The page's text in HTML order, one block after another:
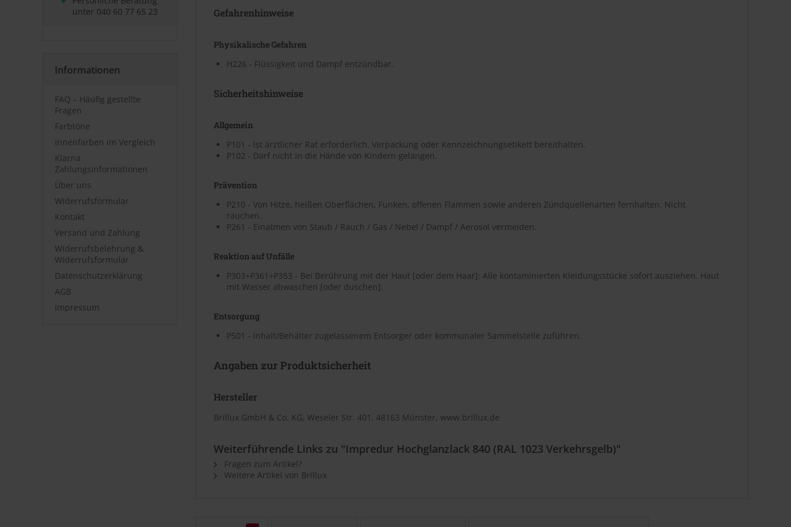
unter 040 60 77 65 23
Informationen
FAQ – Häufig gestellte
Fragen
Farbtöne
Innenfarben im Vergleich
Klarna
Zahlungsinformationen
Über uns
Widerrufsformular
Kontakt
Versand und Zahlung
Widerrufsbelehrung &
Widerrufsformular
Datenschutzerklärung
AGB
Impressum
Gefahrenhinweise
Physikalische Gefahren
H226 - Flüssigkeit und Dampf entzündbar.
Sicherheitshinweise
Allgemein
P101 - Ist ärztlicher Rat erforderlich, Verpackung oder Kennzeichnungsetikett bereithalten.
P102 - Darf nicht in die Hände von Kindern gelangen.
Prävention
P210 - Von Hitze, heißen Oberflächen, Funken, offenen Flammen sowie anderen Zündquellenarten fernhalten. Nicht
rauchen.
P261 - Einatmen von Staub / Rauch / Gas / Nebel / Dampf / Aerosol vermeiden.
Reaktion auf Unfälle
P303+P361+P353 - Bei Berührung mit der Haut [oder dem Haar]: Alle kontaminierten Kleidungsstücke sofort ausziehen. Haut
mit Wasser abwaschen [oder duschen].
Entsorgung
P501 - Inhalt/Behälter zugelassenem Entsorger oder kommunaler Sammelstelle zuführen.
Angaben zur Produktsicherheit
Hersteller
Brillux GmbH & Co. KG, Weseler Str. 401, 48163 Münster, www.brillux.de
Weiterführende Links zu "Impredur Hochglanzlack 840 (RAL 1023 Verkehrsgelb)"
Fragen zum Artikel?
Weitere Artikel von Brillux